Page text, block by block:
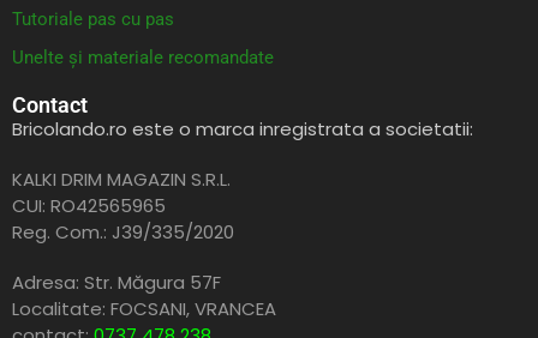
Tutoriale pas cu pas
Unelte și materiale recomandate
Contact
Bricolando.ro este o marca inregistrata a societatii:
KALKI DRIM MAGAZIN S.R.L.
CUI: RO42565965
Reg. Com.: J39/335/2020
Adresa: Str. Măgura 57F
Localitate: FOCSANI,VRANCEA